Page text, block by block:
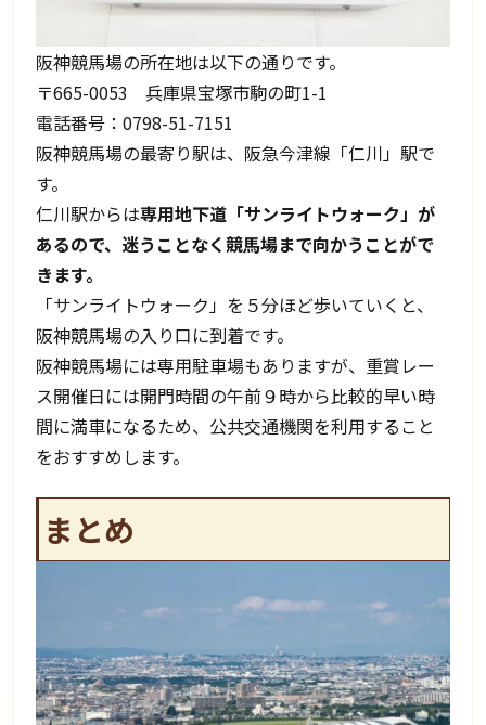
阪神競馬場の所在地は以下の通りです。
〒665-0053 兵庫県宝塚市駒の町1-1
電話番号：0798-51-7151
阪神競馬場の最寄り駅は、阪急今津線「仁川」駅で
す。
仁川駅からは専用地下道「サンライトウォーク」が
あるので、迷うことなく競馬場まで向かうことがで
きます。
「サンライトウォーク」を５分ほど歩いていくと、
阪神競馬場の入り口に到着です。
阪神競馬場には専用駐車場もありますが、重賞レー
ス開催日には開門時間の午前９時から比較的早い時
間に満車になるため、公共交通機関を利用すること
をおすすめします。
まとめ